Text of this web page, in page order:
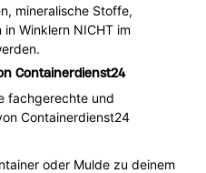
mineralische Stoffe,
Winklern NICHT im
Containerdienst24
fachgerechte und
Containerdienst24
oder Mulde zu deinem